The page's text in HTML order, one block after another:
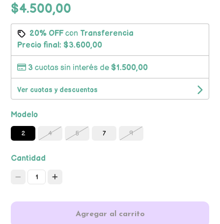
$4.500,00
20% OFFcon Transferencia
Precio final: $3.600,00
3 cuotas sin interés de $1.500,00
Ver cuotas y descuentos
Modelo
2 4 5 7 9
Cantidad
1
Agregar al carrito